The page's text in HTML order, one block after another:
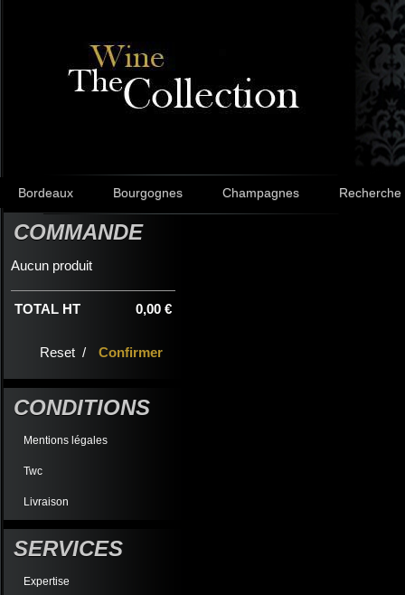
Bordeaux Bourgognes Champagnes Recherche
COMMANDE
Aucun produit
0,00 €
TOTAL HT
Reset / Confirmer
CONDITIONS
Mentions légales
Twc
Livraison
SERVICES
Expertise